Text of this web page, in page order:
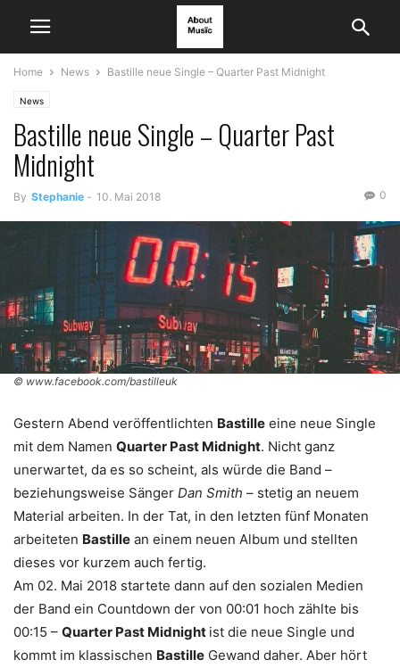
Home News Bastille neue Single – Quarter Past Midnight
News
Bastille neue Single – Quarter Past
Midnight
By Stephanie - 10. Mai 2018 0
© www.facebook.com/bastilleuk
Gestern Abend veröffentlichten Bastille eine neue Single
mit dem Namen Quarter Past Midnight. Nicht ganz
unerwartet, da es so scheint, als würde die Band –
beziehungsweise Sänger Dan Smith – stetig an neuem
Material arbeiten. In der Tat, in den letzten fünf Monaten
arbeiteten Bastille an einem neuen Album und stellten
dieses vor kurzem auch fertig.
Am 02. Mai 2018 startete dann auf den sozialen Medien
der Band ein Countdown der von 00:01 hoch zählte bis
00:15 – Quarter Past Midnight ist die neue Single und
kommt im klassischen Bastille Gewand daher. Aber hört